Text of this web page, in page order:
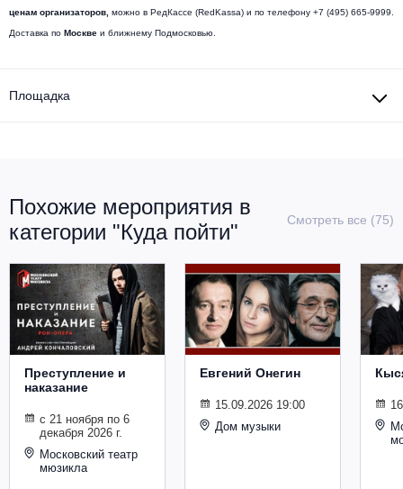
ценам организаторов, можно в РедКассе (RedKassa) и по телефону +7 (495) 665-9999.
Доставка по Москве и ближнему Подмосковью.
Площадка
Похожие мероприятия в
категории "Куда пойти"
Смотреть все (75)
Преступление и
наказание
с 21 ноября по 6
декабря 2026 г.
Московский театр
мюзикла
Евгений Онегин
15.09.2026 19:00
Дом музыки